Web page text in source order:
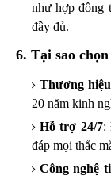
như hợp đồng
đầy đủ.
6. Tại sao
Thương
20 năm kinh
Hỗ trợ 24/7:
đáp mọi thắc
Công nghệ